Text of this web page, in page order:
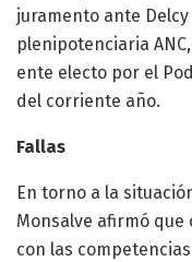
juramento ante
plenipotenciaria
ente electo por el
del corriente año.
Fallas
En torno a la
Monsalve afirmó
con las